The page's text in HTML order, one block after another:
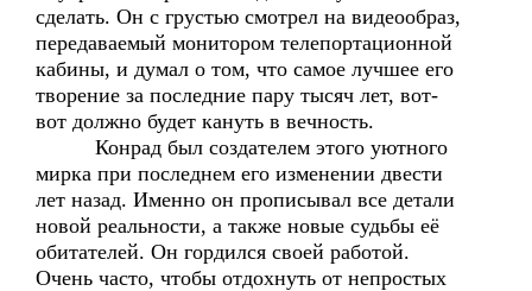
сделать. Он с грустью смотрел на видеообраз,
передаваемый монитором телепортационной
кабины, и думал о том, что самое лучшее его
творение за последние пару тысяч лет, вот-
вот должно будет кануть в вечность.
Конрад был создателем этого уютного
мирка при последнем его изменении двести
лет назад. Именно он прописывал все детали
новой реальности, а также новые судьбы её
обитателей. Он гордился своей работой.
Очень часто, чтобы отдохнуть от непростых